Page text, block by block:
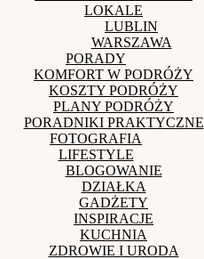
LOKALE
LUBLIN
WARSZAWA
PORADY
KOMFORT W PODRÓŻY
KOSZTY PODRÓŻY
PLANY PODRÓŻY
PORADNIKI PRAKTYCZNE
FOTOGRAFIA
LIFESTYLE
BLOGOWANIE
DZIAŁKA
GADŻETY
INSPIRACJE
KUCHNIA
ZDROWIE I URODA